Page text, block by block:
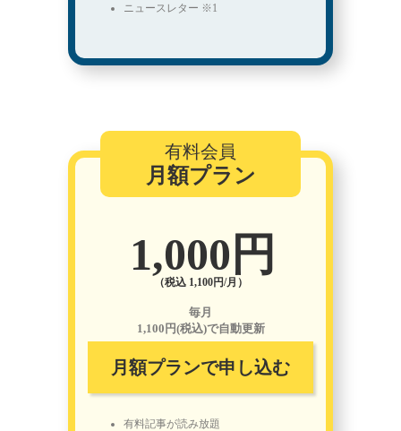
ニュースレター ※1
有料会員
月額プラン
1,000円
（税込 1,100円/月）
毎月
1,100円(税込)で自動更新
月額プランで申し込む
有料記事が読み放題